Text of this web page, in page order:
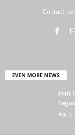
Contact us:
EVEN MORE NEWS
PHR
Aug 7,